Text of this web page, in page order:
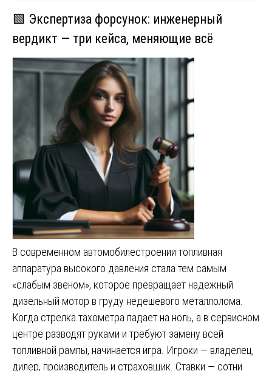
🟩 Экспертиза форсунок: инженерный
вердикт — три кейса, меняющие всё
В современном автомобилестроении топливная
аппаратура высокого давления стала тем самым
«слабым звеном», которое превращает надежный
дизельный мотор в груду недешевого металлолома.
Когда стрелка тахометра падает на ноль, а в сервисном
центре разводят руками и требуют замену всей
топливной рампы, начинается игра. Игроки — владелец,
дилер, производитель и страховщик. Ставки — сотни